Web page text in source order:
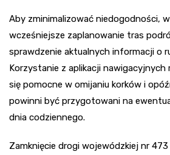
Aby zminimalizować niedogodności,
wcześniejsze zaplanowanie tras
sprawdzenie aktualnych informacji o
Korzystanie z aplikacji nawigacyjnych
się pomocne w omijaniu korków i
powinni być przygotowani na
dnia codziennego.
Zamknięcie drogi wojewódzkiej nr